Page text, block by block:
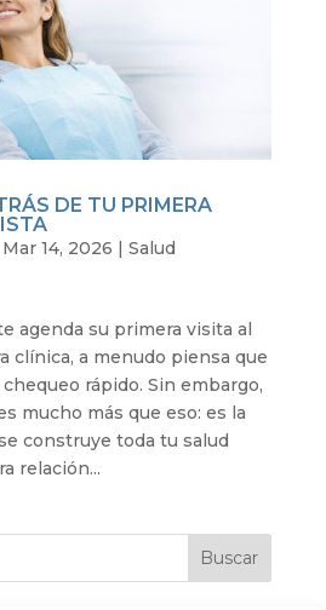
DE TU PRIMERA
Mar 14, 2026 | Salud
agenda su primera visita al
clínica, a menudo piensa que
rápido. Sin embargo,
mucho más que eso: es la
construye toda tu salud
relación...
Buscar